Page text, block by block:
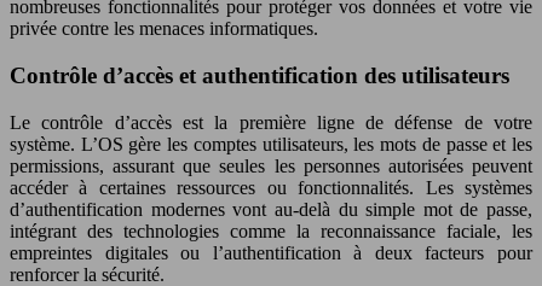
nombreuses fonctionnalités pour protéger vos données et votre vie
privée contre les menaces informatiques.
Contrôle d’accès et authentification des utilisateurs
Le contrôle d’accès est la première ligne de défense de votre
système. L’OS gère les comptes utilisateurs, les mots de passe et les
permissions, assurant que seules les personnes autorisées peuvent
accéder à certaines ressources ou fonctionnalités. Les systèmes
d’authentification modernes vont au-delà du simple mot de passe,
intégrant des technologies comme la reconnaissance faciale, les
empreintes digitales ou l’authentification à deux facteurs pour
renforcer la sécurité.